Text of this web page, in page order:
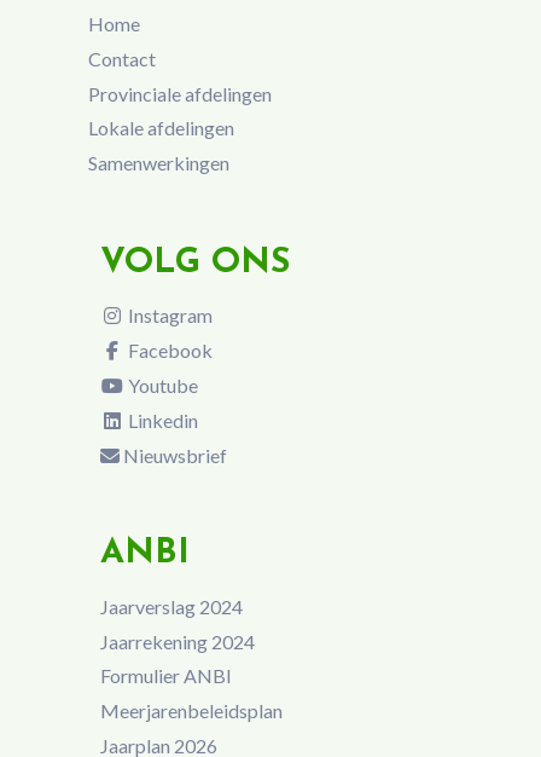
Home
Contact
Provinciale afdelingen
Lokale afdelingen
Samenwerkingen
VOLG ONS
Instagram
Facebook
Youtube
Linkedin
Nieuwsbrief
ANBI
Jaarverslag 2024
Jaarrekening 2024
Formulier ANBI
Meerjarenbeleidsplan
Jaarplan 2026